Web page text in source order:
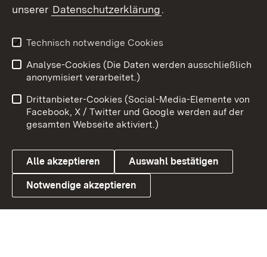
X / Twitter
Youtube
Link zum Landesportal
Benutzungshinweise
Barrierefreiheit
Datenschutz
Cookies
unserer Datenschutzerklärung.
Technisch notwendige Cookies
Analyse-Cookies (Die Daten werden ausschließlich
anonymisiert verarbeitet.)
Drittanbieter-Cookies (Social-Media-Elemente von
Facebook, X / Twitter und Google werden auf der
gesamten Webseite aktiviert.)
Alle akzeptieren Auswahl bestätigen
Notwendige akzeptieren